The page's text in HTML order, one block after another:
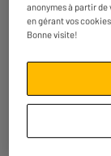
C'est
Une
anonymes à partir de
en gérant vos
Bonne visite!